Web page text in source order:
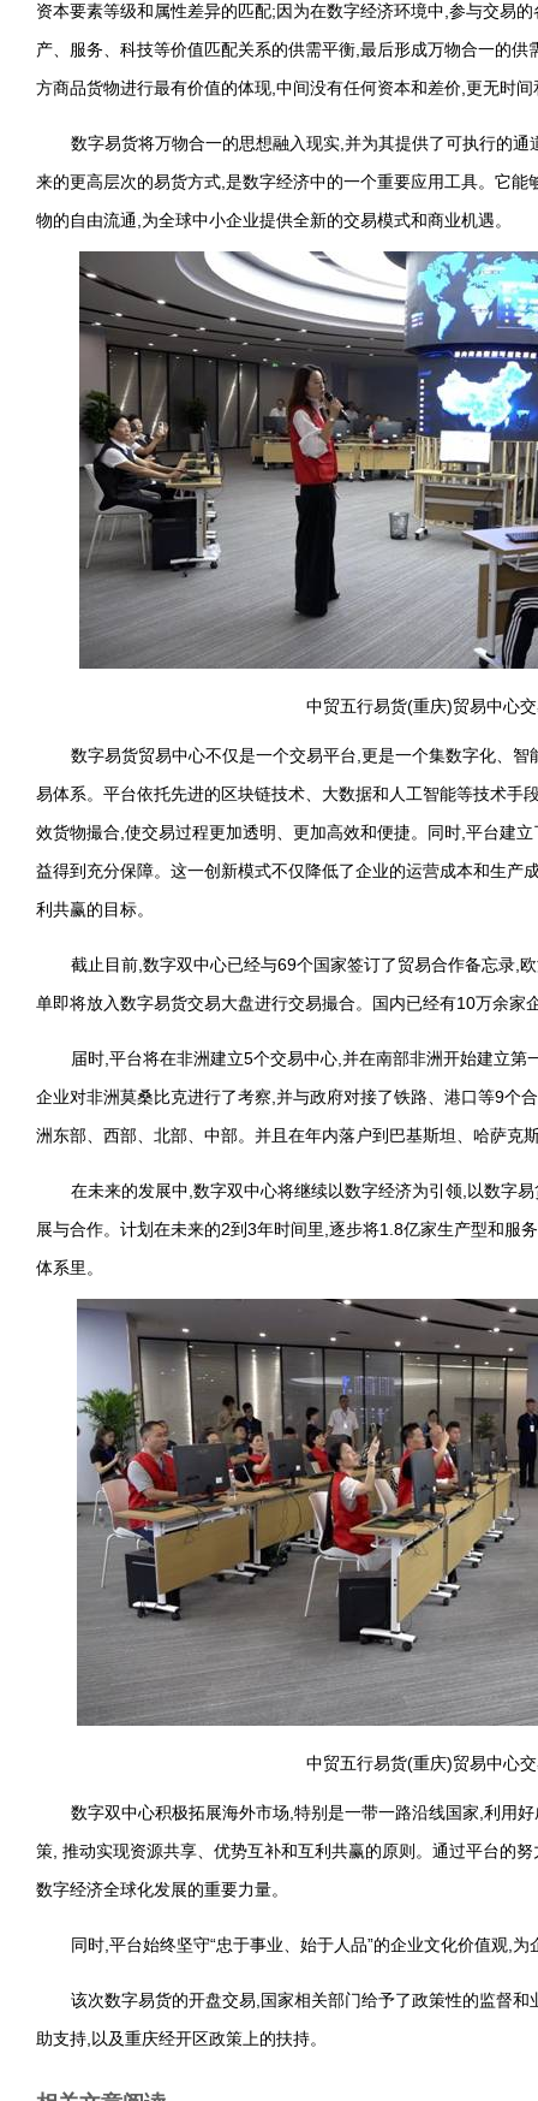
资本要素等级和属性差异的匹配;因为在数字经济环境中,参与交易
产、服务、科技等价值匹配关系的供需平衡,最后形成万物合一的
方商品货物进行最有价值的体现,中间没有任何资本和差价,更无时
数字易货将万物合一的思想融入现实,并为其提供了可执行的
来的更高层次的易货方式,是数字经济中的一个重要应用工具。它
物的自由流通,为全球中小企业提供全新的交易模式和商业机遇。
中贸五行易货(重庆)贸易中心
数字易货贸易中心不仅是一个交易平台,更是一个集数字化、
易体系。平台依托先进的区块链技术、大数据和人工智能等技术手
效货物撮合,使交易过程更加透明、更加高效和便捷。同时,平台建
益得到充分保障。这一创新模式不仅降低了企业的运营成本和生产
利共赢的目标。
截止目前,数字双中心已经与69个国家签订了贸易合作备忘录,
单即将放入数字易货交易大盘进行交易撮合。国内已经有10万余家
届时,平台将在非洲建立5个交易中心,并在南部非洲开始建立第
企业对非洲莫桑比克进行了考察,并与政府对接了铁路、港口等9个
洲东部、西部、北部、中部。并且在年内落户到巴基斯坦、哈萨克
在未来的发展中,数字双中心将继续以数字经济为引领,以数字
展与合作。计划在未来的2到3年时间里,逐步将1.8亿家生产型和服
体系里。
中贸五行易货(重庆)贸易中心
数字双中心积极拓展海外市场,特别是一带一路沿线国家,利用
策, 推动实现资源共享、优势互补和互利共赢的原则。通过平台的
数字经济全球化发展的重要力量。
同时,平台始终坚守“忠于事业、始于人品”的企业文化价值观,
该次数字易货的开盘交易,国家相关部门给予了政策性的监督
助支持,以及重庆经开区政策上的扶持。